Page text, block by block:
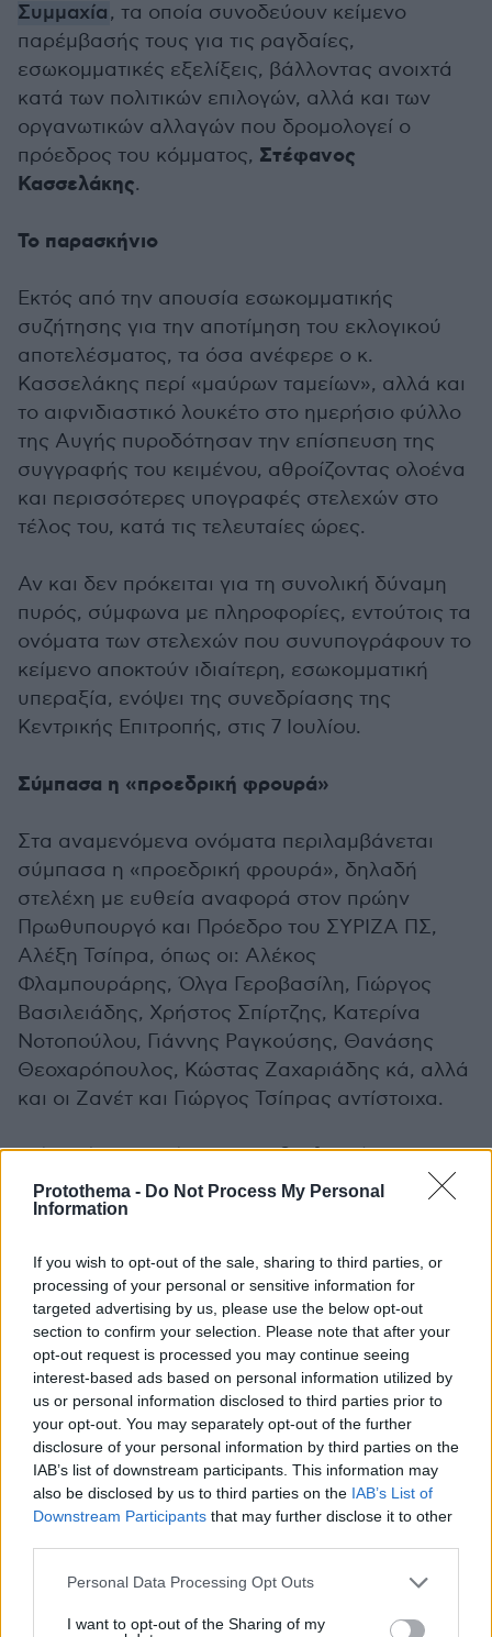
Protothema - Do Not Process My Personal
Information
If you wish to opt-out of the sale, sharing to third parties, or
processing of your personal or sensitive information for
targeted advertising by us, please use the below opt-out
section to confirm your selection. Please note that after your
opt-out request is processed you may continue seeing
interest-based ads based on personal information utilized by
us or personal information disclosed to third parties prior to
your opt-out. You may separately opt-out of the further
disclosure of your personal information by third parties on the
IAB’s list of downstream participants. This information may
also be disclosed by us to third parties on the IAB’s List of
Downstream Participants that may further disclose it to other
Please note that this website/app uses one or more Google
not limited to your visit or usage behaviour. You may click to
Personal Data Processing Opt Outs
I want to opt-out of the Sharing of my
Συμμαχία, τα οποία συνοδεύουν κείμενο
παρέμβασής τους για τις ραγδαίες,
εσωκομματικές εξελίξεις, βάλλοντας ανοιχτά
κατά των πολιτικών επιλογών, αλλά και των
οργανωτικών αλλαγών που δρομολογεί ο
πρόεδρος του κόμματος, Στέφανος
Κασσελάκης.
Το παρασκήνιο
Εκτός από την απουσία εσωκομματικής
συζήτησης για την αποτίμηση του εκλογικού
αποτελέσματος, τα όσα ανέφερε ο κ.
Κασσελάκης περί «μαύρων ταμείων», αλλά και
το αιφνιδιαστικό λουκέτο στο ημερήσιο φύλλο
της Αυγής πυροδότησαν την επίσπευση της
συγγραφής του κειμένου, αθροίζοντας ολοένα
και περισσότερες υπογραφές στελεχών στο
τέλος του, κατά τις τελευταίες ώρες.
Αν και δεν πρόκειται για τη συνολική δύναμη
πυρός, σύμφωνα με πληροφορίες, εντούτοις τα
ονόματα των στελεχών που συνυπογράφουν το
κείμενο αποκτούν ιδιαίτερη, εσωκομματική
υπεραξία, ενόψει της συνεδρίασης της
Κεντρικής Επιτροπής, στις 7 Ιουλίου.
Σύμπασα η «προεδρική φρουρά»
Στα αναμενόμενα ονόματα περιλαμβάνεται
σύμπασα η «προεδρική φρουρά», δηλαδή
στελέχη με ευθεία αναφορά στον πρώην
Πρωθυπουργό και Πρόεδρο του ΣΥΡΙΖΑ ΠΣ,
Αλέξη Τσίπρα, όπως οι: Αλέκος
Φλαμπουράρης, Όλγα Γεροβασίλη, Γιώργος
Βασιλειάδης, Χρήστος Σπίρτζης, Κατερίνα
Νοτοπούλου, Γιάννης Ραγκούσης, Θανάσης
Θεοχαρόπουλος, Κώστας Ζαχαριάδης κά, αλλά
και οι Ζανέτ και Γιώργος Τσίπρας αντίστοιχα.
Τρίτο κόμμα χωρίς... τους 5 βουλευτές
Ακόμη μεγαλύτερη βαρύτητα, ωστόσο, ενέχουν
ΣΥΡΙΖΑ, δηλαδή των:
Όλγας Γεροβασίλη
Χρήστου Γιαννούλη
Μίλτου Ζαμπάρα
Διονύση Καλαματιανού
Ανδρέα Παναγιωτόπουλου
Αθηνάς Λινού